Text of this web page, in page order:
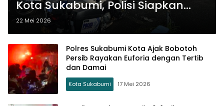
Kota Sukabumi, Polisi Siapkan
Rekayasa Lalulintas
22 Mei 2026
Polres Sukabumi Kota Ajak Bobotoh
Persib Rayakan Euforia dengan Tertib
dan Damai
Kota Sukabumi 17 Mei 2026